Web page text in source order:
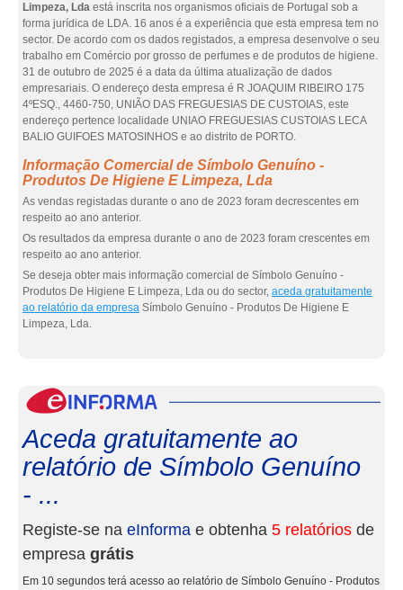
Limpeza, Lda está inscrita nos organismos oficiais de Portugal sob a
forma jurídica de LDA. 16 anos é a experiência que esta empresa tem no
sector. De acordo com os dados registados, a empresa desenvolve o seu
trabalho em Comércio por grosso de perfumes e de produtos de higiene.
31 de outubro de 2025 é a data da última atualização de dados
empresariais. O endereço desta empresa é R JOAQUIM RIBEIRO 175
4ºESQ., 4460-750, UNIÃO DAS FREGUESIAS DE CUSTOIAS, este
endereço pertence localidade UNIAO FREGUESIAS CUSTOIAS LECA
BALIO GUIFOES MATOSINHOS e ao distrito de PORTO.
Informação Comercial de Símbolo Genuíno -
Produtos De Higiene E Limpeza, Lda
As vendas registadas durante o ano de 2023 foram decrescentes em
respeito ao ano anterior.
Os resultados da empresa durante o ano de 2023 foram crescentes em
respeito ao ano anterior.
Se deseja obter mais informação comercial de Símbolo Genuíno -
Produtos De Higiene E Limpeza, Lda ou do sector, aceda gratuitamente
ao relatório da empresa Símbolo Genuíno - Produtos De Higiene E
Limpeza, Lda.
Aceda gratuitamente ao
relatório de Símbolo Genuíno
- ...
Registe-se na eInforma e obtenha 5 relatórios de
empresa grátis
Em 10 segundos terá acesso ao relatório de Símbolo Genuíno - Produtos